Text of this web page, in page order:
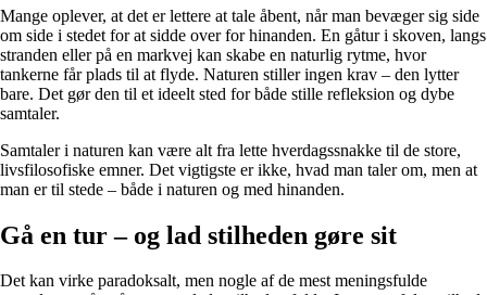
Mange oplever, at det er lettere at tale åbent, når man bevæger sig side
om side i stedet for at sidde over for hinanden. En gåtur i skoven, langs
stranden eller på en markvej kan skabe en naturlig rytme, hvor
tankerne får plads til at flyde. Naturen stiller ingen krav – den lytter
bare. Det gør den til et ideelt sted for både stille refleksion og dybe
samtaler.
Samtaler i naturen kan være alt fra lette hverdagssnakke til de store,
livsfilosofiske emner. Det vigtigste er ikke, hvad man taler om, men at
man er til stede – både i naturen og med hinanden.
Gå en tur – og lad stilheden gøre sit
Det kan virke paradoksalt, men nogle af de mest meningsfulde